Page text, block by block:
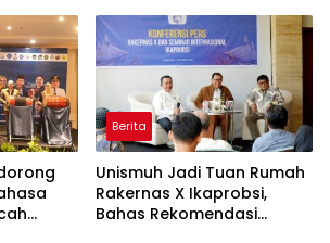
Berita
Unismuh Jadi Tuan Rumah
Rakernas X Ikaprobsi,
Bahas Rekomendasi